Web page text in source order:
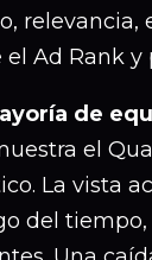
Ad Rank y
de
el
La vista
del